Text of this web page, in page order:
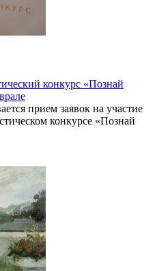
конкурс «Познай
прием заявок на участие
конкурсе «Познай